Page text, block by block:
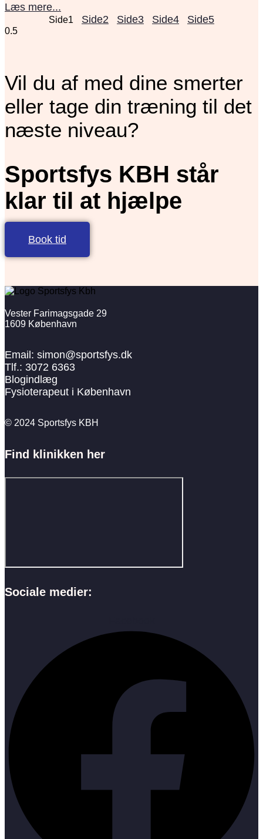
Læs mere...
Side1 Side2 Side3 Side4 Side5
Vil du af med dine smerter
eller tage din træning til det
næste niveau?
Sportsfys KBH står
klar til at hjælpe
Book tid
Vester Farimagsgade 29
1609 København
Email: simon@sportsfys.dk
Tlf.: 3072 6363
Blogindlæg
Fysioterapeut i København
© 2024 Sportsfys KBH
Find klinikken her
Sociale medier: